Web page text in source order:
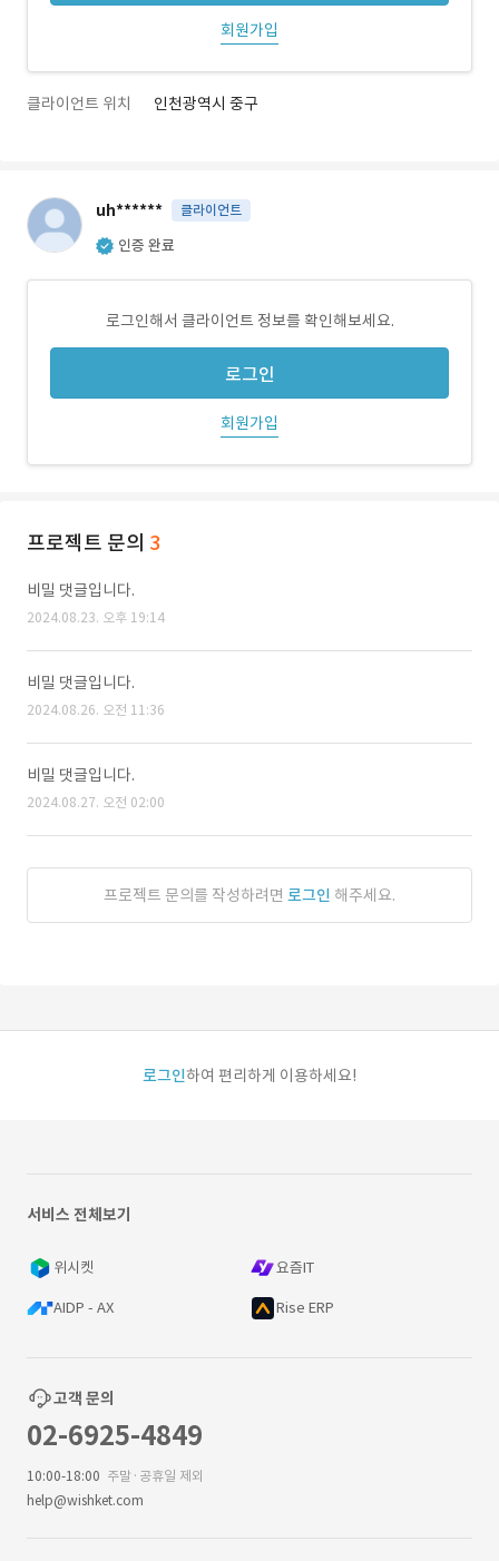
회원가입
클라이언트 위치 인천광역시 중구
uh****** 클라이언트
인증 완료
로그인해서 클라이언트 정보를 확인해보세요.
로그인
회원가입
프로젝트 문의 3
비밀 댓글입니다.
2024.08.23. 오후 19:14
비밀 댓글입니다.
2024.08.26. 오전 11:36
비밀 댓글입니다.
2024.08.27. 오전 02:00
프로젝트 문의를 작성하려면 로그인 해주세요.
로그인하여 편리하게 이용하세요!
서비스 전체보기
위시켓 요즘IT
AIDP - AX Rise ERP
고객 문의
02-6925-4849
10:00-18:00 주말·공휴일 제외
help@wishket.com